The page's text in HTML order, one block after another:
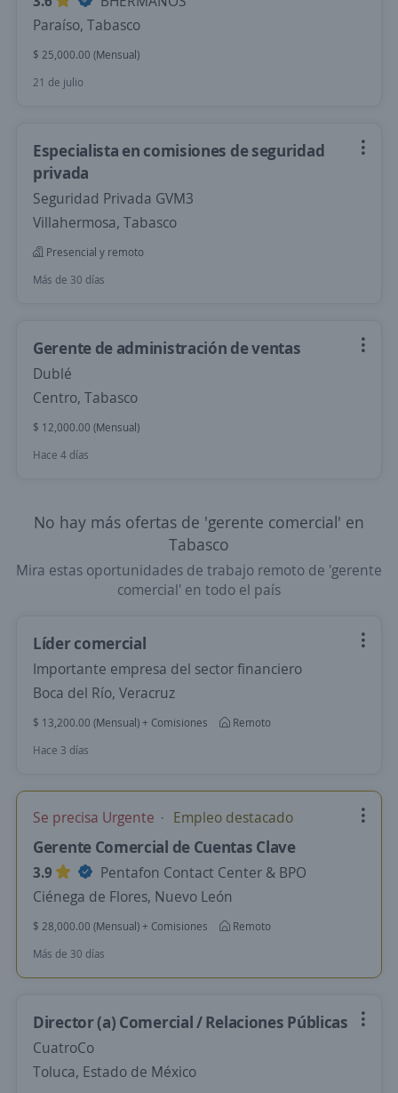
Paraíso, Tabasco
$ 25,000.00 (Mensual)
21 de julio
Especialista en comisiones de seguridad
privada
Seguridad Privada GVM3
Villahermosa, Tabasco
Presencial y remoto
Más de 30 días
Gerente de administración de ventas
Dublé
Centro, Tabasco
$ 12,000.00 (Mensual)
Hace 4 días
No hay más ofertas de 'gerente comercial' en
Tabasco
Mira estas oportunidades de trabajo remoto de 'gerente
comercial' en todo el país
Líder comercial
Importante empresa del sector financiero
Boca del Río, Veracruz
$ 13,200.00 (Mensual) + Comisiones
Remoto
Hace 3 días
Se precisa Urgente Empleo destacado
Gerente Comercial de Cuentas Clave
3.9
Pentafon Contact Center & BPO
Ciénega de Flores, Nuevo León
$ 28,000.00 (Mensual) + Comisiones
Remoto
Más de 30 días
Director (a) Comercial / Relaciones Públicas
CuatroCo
Toluca, Estado de México